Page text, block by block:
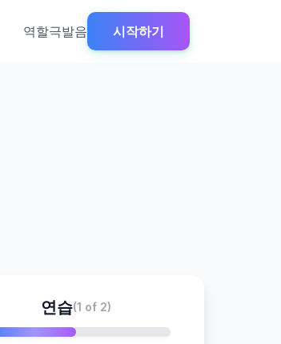
역할극발음 시작하기
연습(1 of 2)